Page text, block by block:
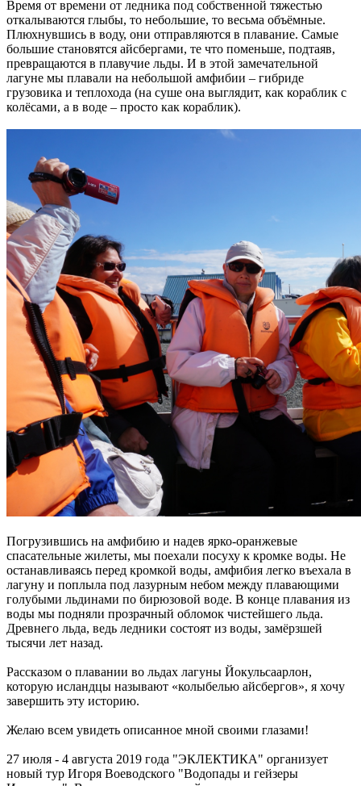
Время от времени от ледника под собственной тяжестью
откалываются глыбы, то небольшие, то весьма объёмные.
Плюхнувшись в воду, они отправляются в плавание. Самые
большие становятся айсбергами, те что поменьше, подтаяв,
превращаются в плавучие льды. И в этой замечательной
лагуне мы плавали на небольшой амфибии – гибриде
грузовика и теплохода (на суше она выглядит, как кораблик с
колёсами, а в воде – просто как кораблик).
Погрузившись на амфибию и надев ярко-оранжевые
спасательные жилеты, мы поехали посуху к кромке воды. Не
останавливаясь перед кромкой воды, амфибия легко въехала в
лагуну и поплыла под лазурным небом между плавающими
голубыми льдинами по бирюзовой воде. В конце плавания из
воды мы подняли прозрачный обломок чистейшего льда.
Древнего льда, ведь ледники состоят из воды, замёрзшей
тысячи лет назад.
Рассказом о плавании во льдах лагуны Йокульсаарлон,
которую исландцы называют «колыбелью айсбергов», я хочу
завершить эту историю.
Желаю всем увидеть описанное мной своими глазами!
27 июля - 4 августа 2019 года "ЭКЛЕКТИКА" организует
новый тур Игоря Воеводского "Водопады и гейзеры